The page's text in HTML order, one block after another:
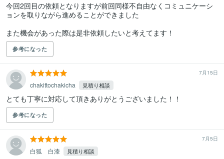
今回2回目の依頼となりますが前回同様不自由なくコミュニケーシ
ョンを取りながら進めることができました
また機会があった際は是非依頼したいと考えてます！
参考になった
7月15日
chakittochakicha 見積り相談
参考になった
7月5日
白狐 白漆 見積り相談